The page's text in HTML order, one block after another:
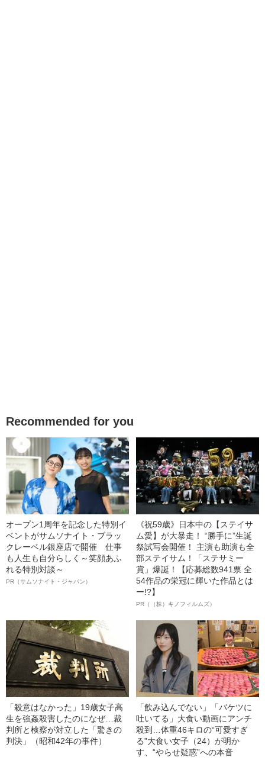
Recommended for you
オープン1周年を記念した特別イ
ベントがサムソナイト・ブラッ
クレーベル銀座店で開催 仕事
も人生も自分らしく～笑顔あふ
れる特別対談～
PR（サムソナイト・ジャパン）
《祝59歳》日本中の【ステイサ
ム愛】が大暴走！ “勝手に”生誕
祭試写会開催！ 主演も助演も全
部ステイサム！「ステサミー
賞」爆誕！【応募総数941票 全
54作品の栄冠に輝いた作品とは
ー!?】
PR（（株）キノフィルムズ）
「殺意はなかった」19歳女子高
生を強姦殺害したのになぜ…裁
判所と検察が対立した「驚きの
判決」（昭和42年の事件）
「飲み込んでない」「バケツに
吐いてる」大食い動画にアンチ
殺到…体重46キロの“可愛すぎ
る”大食い女子（24）が明か
す、“やらせ疑惑”への本音